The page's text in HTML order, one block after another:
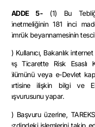
MADDE 5- (1) Bu Tebliğ
Yönetmeliğinin 181 inci
gümrük beyannamesinin
(2) Kullanıcı, Bakanlık
“Dış Ticarette Risk Esaslı
bölümünü veya e-Devlet
partisine ilişkin bilgi ve
başvurusunu yapar.
(3) Başvuru üzerine,
nezdindeki işlemlerini takip